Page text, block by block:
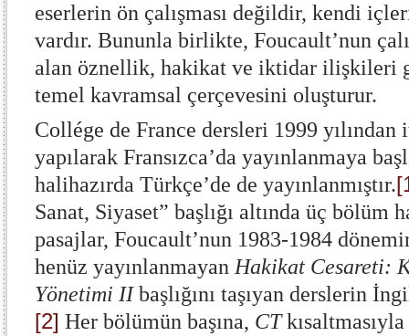
eserlerin ön çalışması değildir, kendi
vardır. Bununla birlikte, Foucault’nun
alan öznellik, hakikat ve iktidar ilişkileri
temel kavramsal çerçevesini oluşturur.
Collége de France dersleri 1999
yapılarak Fransızca’da yayınlanmaya
halihazırda Türkçe’de de yayınlanmıştır.
Sanat, Siyaset” başlığı altında üç bölüm
pasajlar, Foucault’nun 1983-1984
henüz yayınlanmayan Hakikat Cesareti:
Yönetimi IIbaşlığını taşıyan derslerin
[2] Her bölümün başına, CT